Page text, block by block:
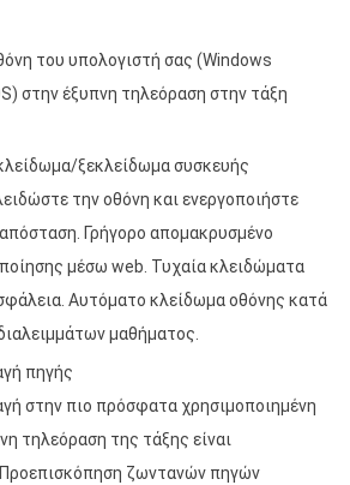
του υπολογιστή σας (Windows
στην έξυπνη τηλεόραση στην τάξη
ξεκλείδωμα συσκευής
την οθόνη και ενεργοποιήστε
Γρήγορο απομακρυσμένο
μέσω web. Τυχαία κλειδώματα
Αυτόματο κλείδωμα οθόνης κατά
μαθήματος.
πηγής
στην πιο πρόσφατα χρησιμοποιημένη
τηλεόραση της τάξης είναι
Προεπισκόπηση ζωντανών πηγών